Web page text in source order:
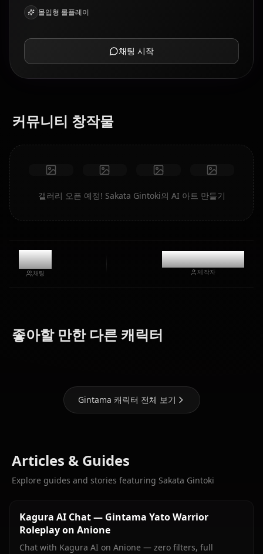
몰입형 롤플레이
채팅 시작
커뮤니티 창작물
갤러리 오픈 예정! Sakata Gintoki의 AI 아트 만들기
0
채팅
@casualwaifus
제작자
좋아할 만한 다른 캐릭터
(Bungou
Gintama 캐릭터 전체 보기
Articles & Guides
Explore guides and stories featuring Sakata Gintoki
Kagura AI Chat — Gintama Yato Warrior
Roleplay on Anione
Chat with Kagura AI on Anione — zero filters, full